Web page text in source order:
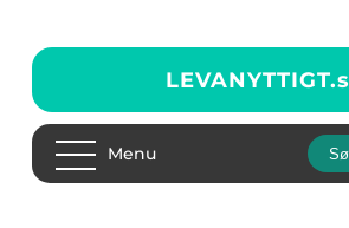
LEVANYTTIGT.
Menu